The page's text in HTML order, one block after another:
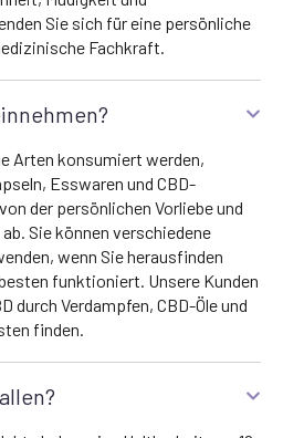
Sie sich für eine persönliche
Fachkraft.
Arten konsumiert werden,
Esswaren und CBD-
der persönlichen Vorliebe und
Sie können verschiedene
wenn Sie herausfinden
funktioniert. Unsere Kunden
durch Verdampfen, CBD-Öle und
finden.